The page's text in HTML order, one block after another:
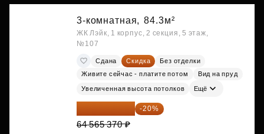
3-комнатная, 84.3м²
ЖК Лэйк, 1 корпус, 2 секция, 5 этаж,
№107
Сдана Скидка
Без отделки
Живите сейчас - платите потом
Вид на пруд
Увеличенная высота потолков Ещё
51 652 296 ₽ -20%
64 565 370 ₽